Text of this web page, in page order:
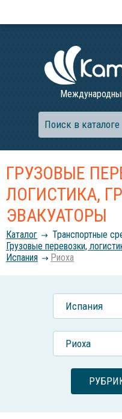
ГРУЗОВЫЕ
ЛОГИСТИКА,
ЭВАКУАТОРЫ
Каталог
Транспортные
Грузовые перевозки,
Испания
Риоха
Испания
Риоха